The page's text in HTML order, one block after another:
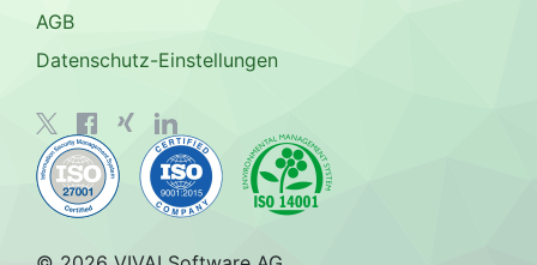
AGB
Datenschutz-Einstellungen